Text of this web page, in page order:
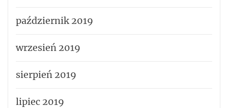
październik 2019
wrzesień 2019
sierpień 2019
lipiec 2019